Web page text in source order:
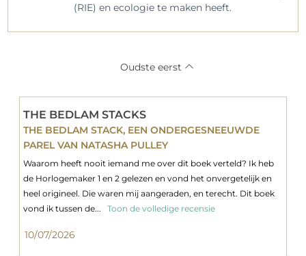
(RIE) en ecologie te maken heeft.
Oudste eerst
THE BEDLAM STACKS
THE BEDLAM STACK, EEN ONDERGESNEEUWDE
PAREL VAN NATASHA PULLEY
Waarom heeft nooit iemand me over dit boek verteld? Ik heb
de Horlogemaker 1 en 2 gelezen en vond het onvergetelijk en
heel origineel. Die waren mij aangeraden, en terecht. Dit boek
vond ik tussen de...
Toon de volledige recensie
10/07/2026